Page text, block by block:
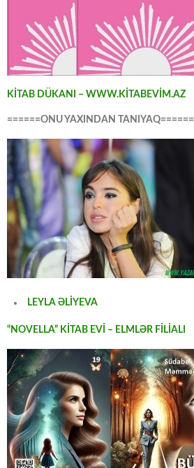
KİTAB DÜKANI – WWW.KİTABEVİM.AZ
======ONU YAXINDAN TANIYAQ======
LEYLA ƏLİYEVA
“NOVELLA” KİTAB EVİ – ELMLƏR FİLİALI